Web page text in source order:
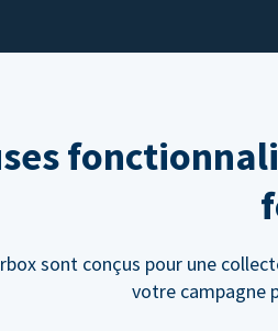
sont conçus pour une
votre campagne